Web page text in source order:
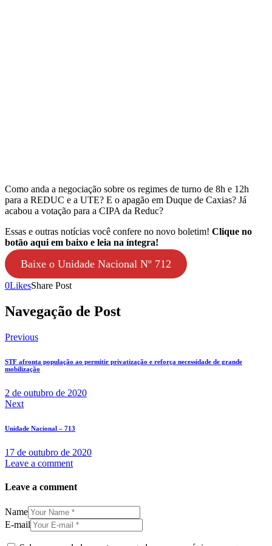
Como anda a negociação sobre os regimes de turno de 8h e 12h
para a REDUC e a UTE? E o apagão em Duque de Caxias? Já
acabou a votação para a CIPA da Reduc?
Essas e outras notícias você confere no novo boletim! Clique no
botão aqui em baixo e leia na íntegra!
Baixe o Unidade Nacional Nº 712
0LikesShare Post
Navegação de Post
Previous
STF afronta população ao permitir privatização e reforça necessidade de grande
mobilização
2 de outubro de 2020
Next
Unidade Nacional – 713
17 de outubro de 2020
Leave a comment
Leave a comment
Name
E-mail